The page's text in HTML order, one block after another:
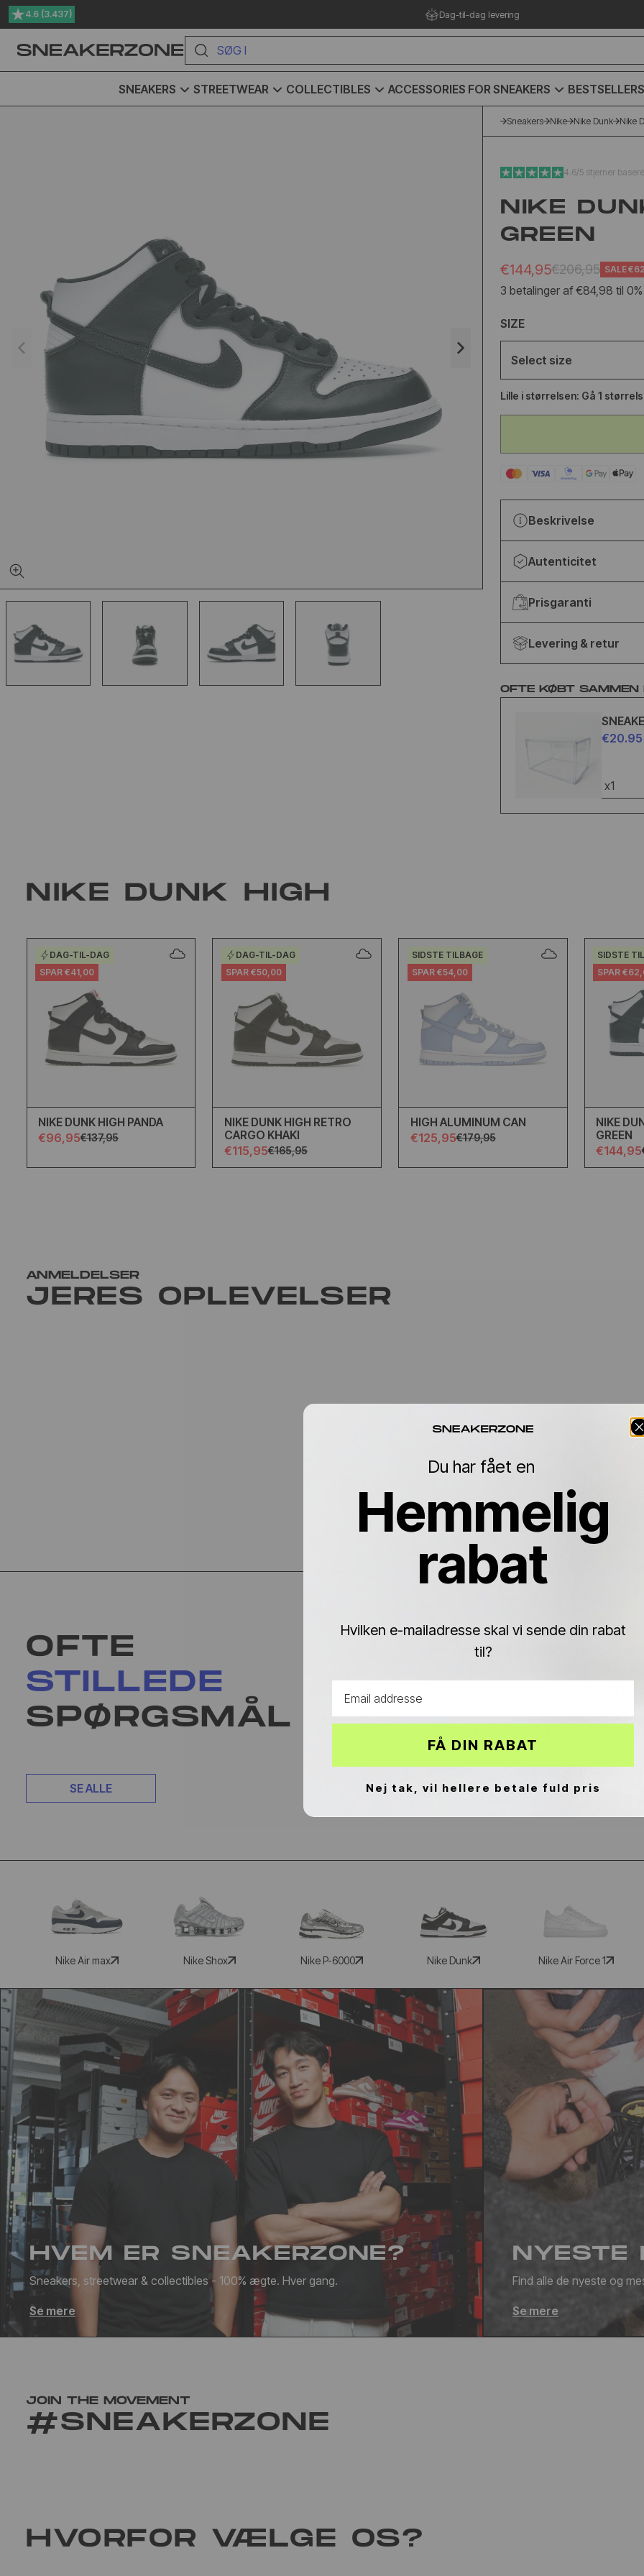
4.6 (3.437) Prisgaranti på hele vores udvalg
SØG I SHOPPEN HER
SNEAKERS STREETWEAR COLLECTIBLES ACCESSORIES FOR SNEAKERS BESTSELLERS
YEEZY SLIDE YS-01
€68,95 €89,95
NEW BALANCE
1906L METALLIC
SILVER
€165,95
FUDGE
Sneakers Nike Nike Dunk Nike
4.6/5 stjerner
NIKE
GREEN
€144,95€206,95 SALE
3 betalinger af €84,98 til
SIZE
Select size
Lille i størrelsen: Gå 1
Beskrivelse
Autenticitet
Prisgaranti
Levering & retur
OFTE KØBT SAMMEN
€20.95
x1
NIKE DUNK HIGH
DAG-TIL-DAG
SPAR €41,00
NIKE DUNK HIGH PANDA
€96,95€137,95
DAG-TIL-DAG
SPAR €50,00
NIKE DUNK HIGH RETRO
CARGO KHAKI
€115,95€165,95
SIDSTE TILBAGE
SPAR €54,00
HIGH ALUMINUM CAN
€125,95€179,95
SIDSTE
SPAR
NIKE
GREEN
€144,95
ANMELDELSER
JERES OPLEVELSER
OFTE
STILLEDE
SPØRGSMÅL
SE ALLE
ER JERES PRODUKTER
KAN JEG BYTTE, HVIS
HVOR LANG ER
HVORFOR VARIERER
Nike Air max Nike Shox Nike P-6000 Nike Dunk Nike Air Force 1
HVEM ER SNEAKERZONE?
Sneakers, streetwear & collectibles - 100% ægte. Hver gang.
Se mere
NYESTE
Find alle de nyeste og
Se mere
JOIN THE MOVEMENT
#SNEAKERZONE
HVORFOR VÆLGE OS?
Du har fået en
Hemmelig
rabat
Hvilken e-mailadresse skal vi sende din rabat
til?
FÅ DIN RABAT
Nej tak, vil hellere betale fuld pris